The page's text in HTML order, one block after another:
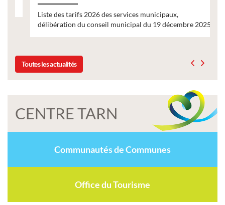
Liste des tarifs 2026 des services municipaux,
délibération du conseil municipal du 19 décembre 2025
Toutes les actualités
CENTRE TARN
Communautés de Communes
Office du Tourisme